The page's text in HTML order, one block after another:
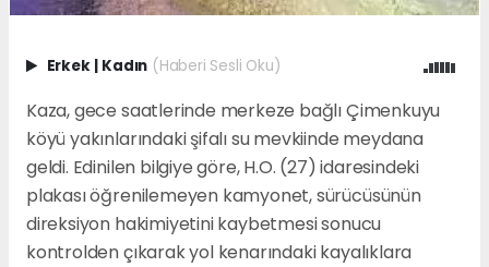
Erkek | Kadın (Haberi Sesli Oku)
Kaza, gece saatlerinde merkeze bağlı Çimenkuyu
köyü yakınlarındaki şifalı su mevkiinde meydana
geldi. Edinilen bilgiye göre, H.O. (27) idaresindeki
plakası öğrenilemeyen kamyonet, sürücüsünün
direksiyon hakimiyetini kaybetmesi sonucu
kontrolden çıkarak yol kenarındaki kayalıklara